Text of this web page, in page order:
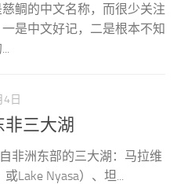
鲷的中文名称，而很少关注
是中文好记，二是根本不知
日
三大湖
非洲东部的三大湖：马拉维
Lake Nyasa）、坦...